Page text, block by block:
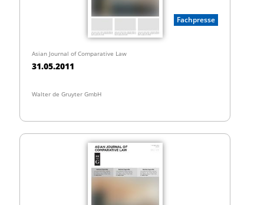
Fachpresse
Asian Journal of Comparative Law
31.05.2011
Walter de Gruyter GmbH